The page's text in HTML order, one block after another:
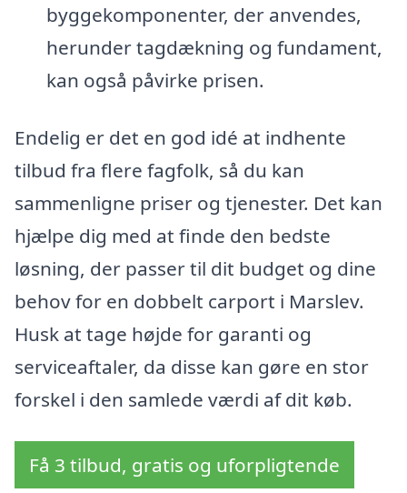
byggekomponenter, der anvendes,
herunder tagdækning og fundament,
kan også påvirke prisen.
Endelig er det en god idé at indhente
tilbud fra flere fagfolk, så du kan
sammenligne priser og tjenester. Det kan
hjælpe dig med at finde den bedste
løsning, der passer til dit budget og dine
behov for en dobbelt carport i Marslev.
Husk at tage højde for garanti og
serviceaftaler, da disse kan gøre en stor
forskel i den samlede værdi af dit køb.
Få 3 tilbud, gratis og uforpligtende